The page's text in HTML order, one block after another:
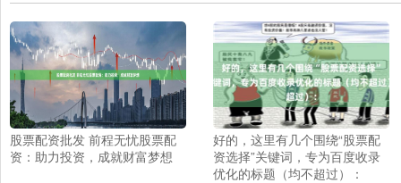
股票配资批发 前程无忧股票配
资：助力投资，成就财富梦想
好的，这里有几个围绕“股票配
资选择”关键词，专为百度收录
优化的标题（均不超过）：